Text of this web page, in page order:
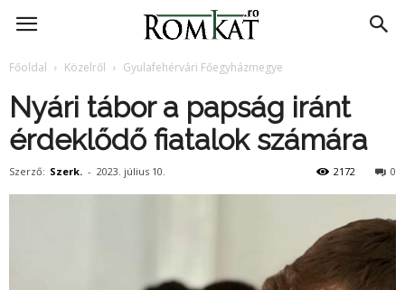
RomKat.ro
Főoldal Közelről Gyulafehérvári Főegyházmegye
Nyári tábor a papság iránt
érdeklődő fiatalok számára
Szerző: Szerk. - 2023. július 10. 0
2172